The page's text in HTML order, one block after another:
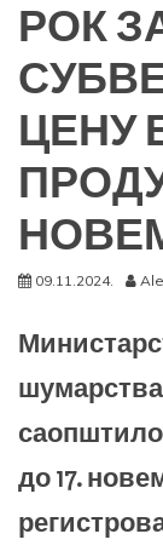
РОК
ЦЕНУ
09.11.2024.
саопштило
до 17.